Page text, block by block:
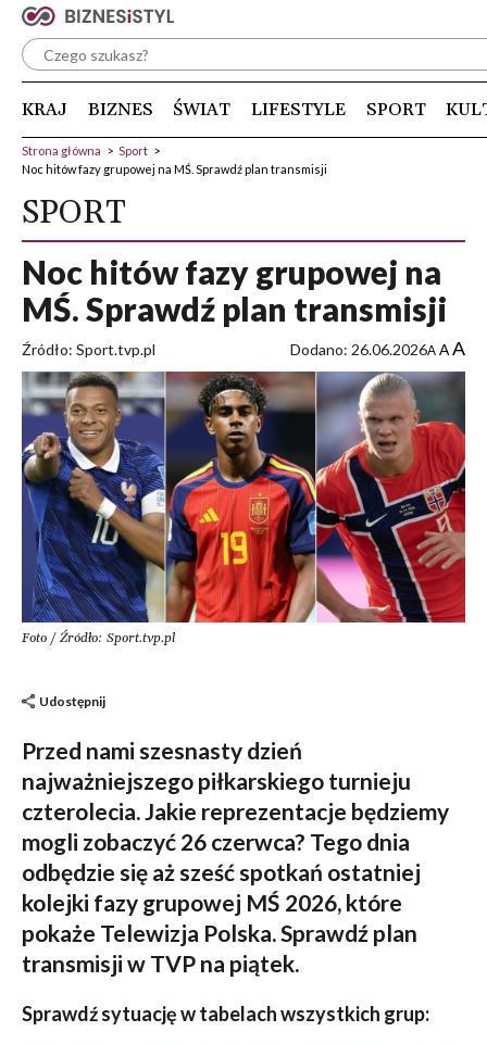
KRAJ BIZNES ŚWIAT LIFESTYLE SPORT
Strona główna > Sport >
Noc hitów fazy grupowej na MŚ. Sprawdź plan transmisji
SPORT
Noc hitów fazy grupowej na
MŚ. Sprawdź plan transmisji
Źródło: Sport.tvp.pl Dodano: 26.06.2026A AA
Foto / Źródło: Sport.tvp.pl
Udostępnij
Przed nami szesnasty dzień
najważniejszego piłkarskiego turnieju
czterolecia. Jakie reprezentacje będziemy
mogli zobaczyć 26 czerwca? Tego dnia
odbędzie się aż sześć spotkań ostatniej
kolejki fazy grupowej MŚ 2026, które
pokaże Telewizja Polska. Sprawdź plan
transmisji w TVP na piątek.
Sprawdź sytuację w tabelach wszystkich grup: